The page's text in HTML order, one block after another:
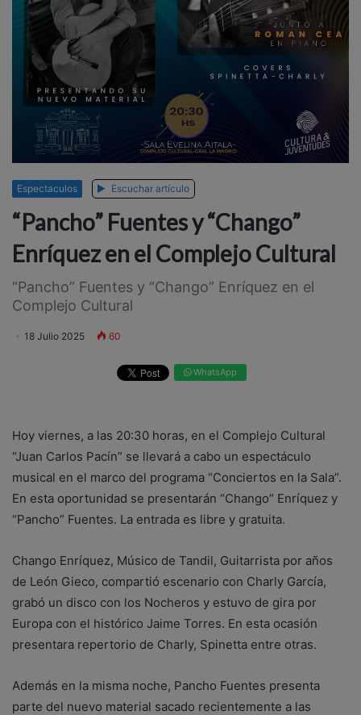
Espectaculos Escuchar artículo
“Pancho” Fuentes y “Chango”
Enríquez en el Complejo Cultural
“Pancho” Fuentes y “Chango” Enríquez en el
Complejo Cultural
18 Julio 2025 60
WhatsApp
Hoy viernes, a las 20:30 horas, en el Complejo Cultural
“Juan Carlos Pacín” se llevará a cabo un espectáculo
musical en el marco del programa “Conciertos en la Sala”.
En esta oportunidad se presentarán “Chango” Enríquez y
“Pancho” Fuentes. La entrada es libre y gratuita.
Chango Enríquez, Músico de Tandil, Guitarrista por años
de León Gieco, compartió escenario con Charly García,
grabó un disco con los Nocheros y estuvo de gira por
Europa con el histórico Jaime Torres. En esta ocasión
presentara repertorio de Charly, Spinetta entre otras.
Además en la misma noche, Pancho Fuentes presenta
parte del nuevo material sacado recientemente a las